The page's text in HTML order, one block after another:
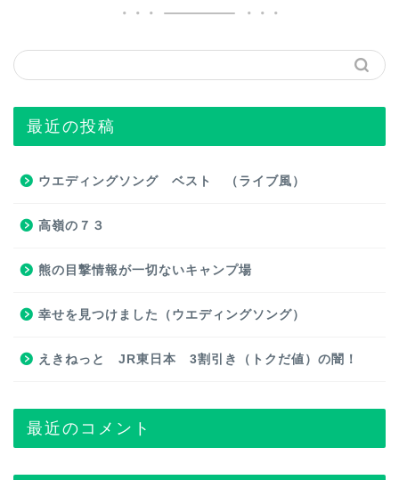
最近の投稿
ウエディングソング ベスト （ライブ風）
高嶺の７３
熊の目撃情報が一切ないキャンプ場
幸せを見つけました（ウエディングソング）
えきねっと JR東日本 3割引き（トクだ値）の闇！
最近のコメント